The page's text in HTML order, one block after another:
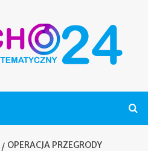
OPERACJA PRZEGRODY